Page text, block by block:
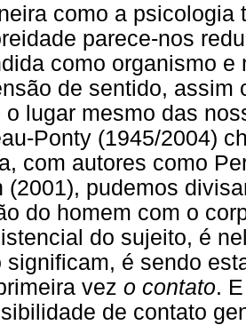
como a psicologia
parece-nos
como organismo
de sentido, assim
o lugar mesmo das
Ponty (1945/2004)
com autores como
(2001), pudemos
do homem com o
do sujeito, é
significam, é sendo
vez o contato.
de contato